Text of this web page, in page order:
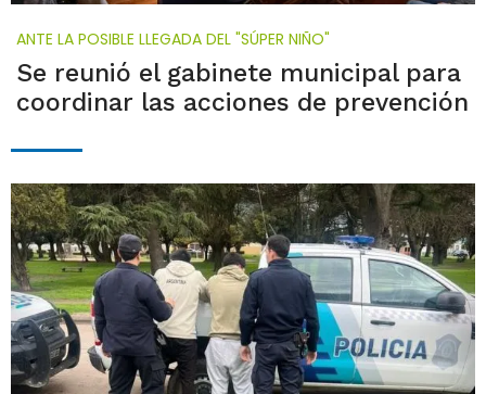
ANTE LA POSIBLE LLEGADA DEL "SÚPER NIÑO"
Se reunió el gabinete municipal para
coordinar las acciones de prevención